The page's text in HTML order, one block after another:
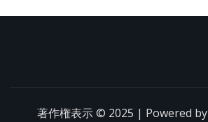
著作権表示 © 2025 | Powered by